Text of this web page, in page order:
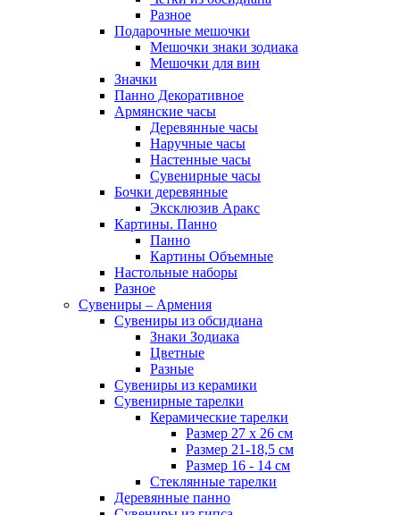
Разное
Подарочные мешочки
Мешочки знаки зодиака
Мешочки для вин
Значки
Панно Декоративное
Армянские часы
Деревянные часы
Наручные часы
Настенные часы
Сувенирные часы
Бочки деревянные
Эксклюзив Аракс
Картины. Панно
Панно
Картины Объемные
Настольные наборы
Разное
Сувениры – Армения
Сувениры из обсидиана
Знаки Зодиака
Цветные
Разные
Сувениры из керамики
Сувенирные тарелки
Керамические тарелки
Размер 27 х 26 см
Размер 21-18,5 см
Размер 16 - 14 см
Стеклянные тарелки
Деревянные панно